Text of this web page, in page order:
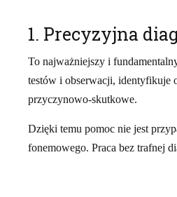
1. Precyzyjna
To najważniejszy i
testów i obserwacji, identyfikuje
przyczynowo-skutkowe.
Dzięki temu pomoc nie jest
fonemowego. Praca bez trafnej